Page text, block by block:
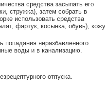
средства засыпать его
стружка), затем собрать в
использовать средства
фартук, косынка, обувь); кожу
неразбавленного
воды и в канализацию.
отпуска.